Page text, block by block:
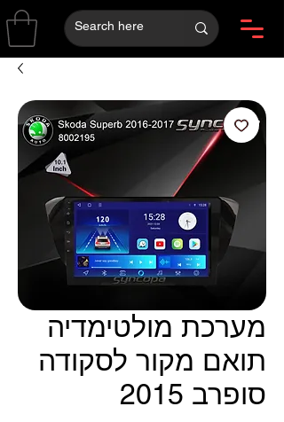
מערכת מולטימדיה
תואם מקור לסקודה
סופרב 2015